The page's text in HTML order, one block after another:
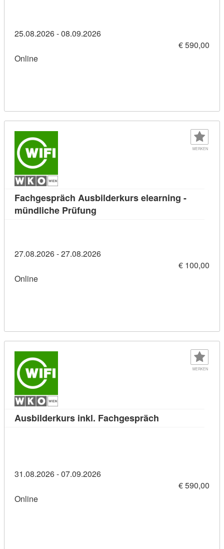
25.08.2026 - 08.09.2026
€ 590,00
Online
MERKEN
Fachgespräch Ausbilderkurs elearning -
mündliche Prüfung
27.08.2026 - 27.08.2026
€ 100,00
Online
MERKEN
Ausbilderkurs inkl. Fachgespräch
31.08.2026 - 07.09.2026
€ 590,00
Online